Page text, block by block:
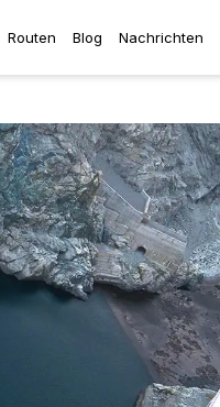
Routen Blog Nachrichten